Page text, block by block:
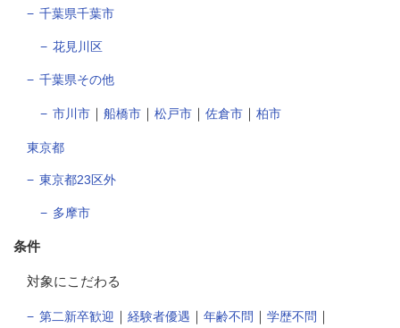
千葉県千葉市
花見川区
千葉県その他
市川市 ｜ 船橋市 ｜ 松戸市 ｜ 佐倉市 ｜ 柏市
東京都
東京都23区外
多摩市
条件
対象にこだわる
第二新卒歓迎 ｜ 経験者優遇 ｜ 年齢不問 ｜ 学歴不問 ｜